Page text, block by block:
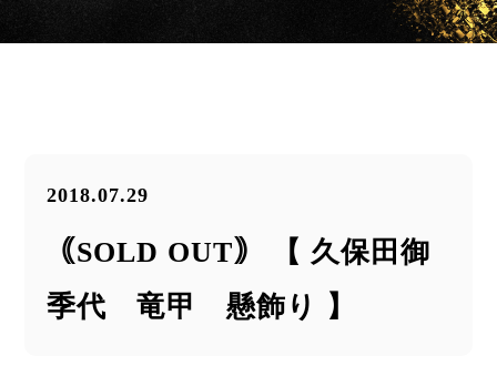
2018.07.29
｟SOLD OUT｠ 【 久保田御
季代 竜甲 懸飾り 】